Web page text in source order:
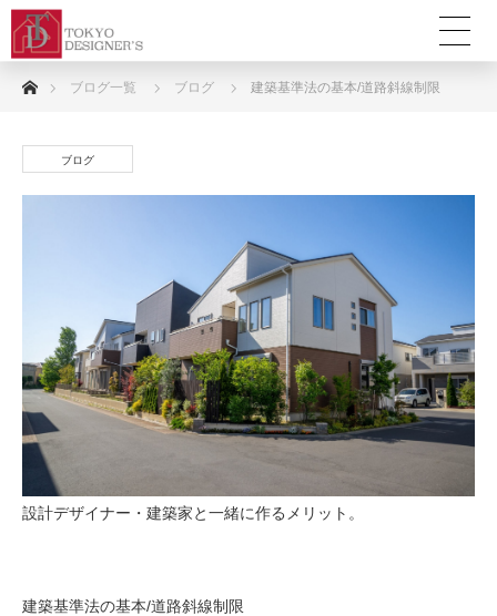
ホームブログ一覧 ブログ 建築基準法の基本/道路斜線制限
ブログ
設計デザイナー・建築家と一緒に作るメリット。
建築基準法の基本/道路斜線制限